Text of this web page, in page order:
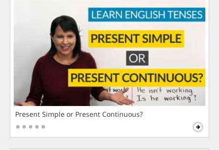
Present Simple or Present Continuous?